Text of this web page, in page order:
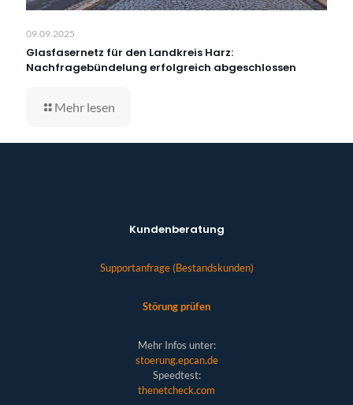
09.09.2025
Glasfasernetz für den Landkreis Harz:
Nachfragebündelung erfolgreich abgeschlossen
Mehr lesen
Kundenberatung
Supportanfrage (Bestandskunden)
Störung prüfen
Mehr Infos unter:
stoerung.epcan.de
Speedtest:
thenetcheck.com